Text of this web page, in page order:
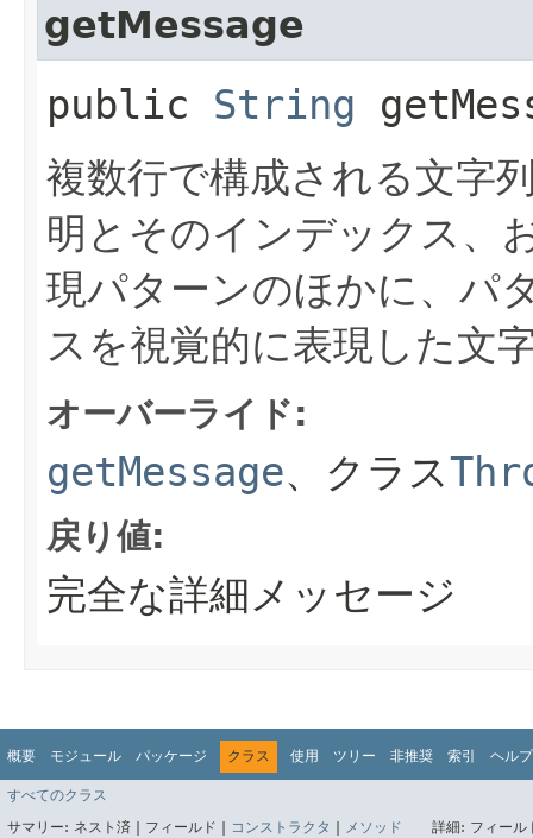
getMessage
public String
複数行で構成される文字
明とそのインデックス、
現パターンのほかに、パ
スを視覚的に表現した文
オーバーライド:
getMessage、クラス
戻り値:
完全な詳細メッセージ
概要 モジュール パッケージ クラス 使用 ツリー 非推奨 索引 ヘルプ
すべてのクラス
サマリー: ネスト済 | フィールド | コンストラクタ メソッド 詳細: フィー